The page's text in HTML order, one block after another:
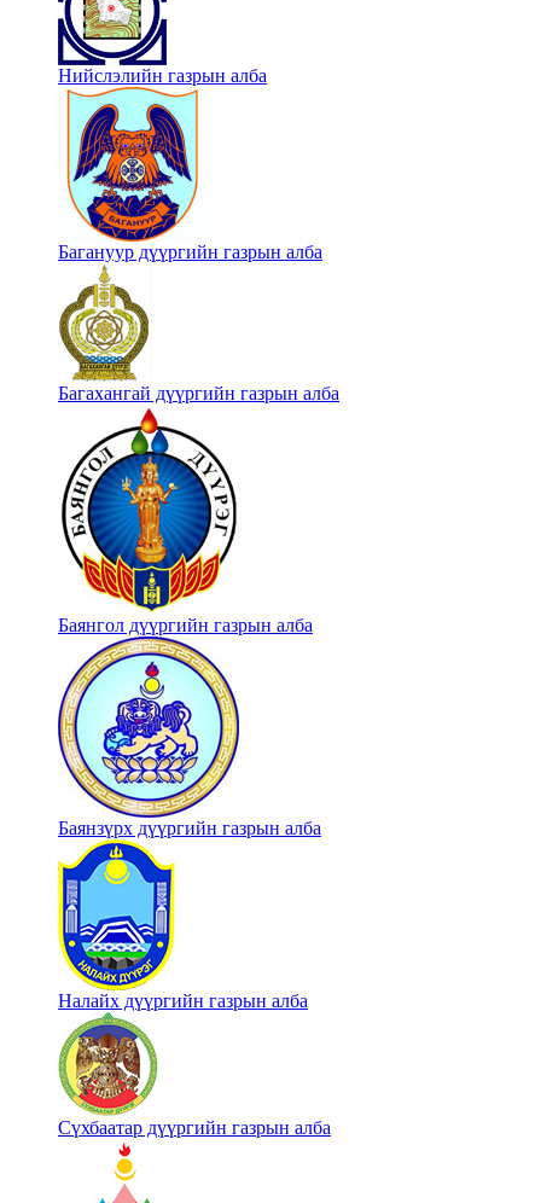
Нийслэлийн газрын алба
Багануур дүүргийн газрын алба
Багахангай дүүргийн газрын алба
Баянгол дүүргийн газрын алба
Баянзүрх дүүргийн газрын алба
Налайх дүүргийн газрын алба
Сүхбаатар дүүргийн газрын алба